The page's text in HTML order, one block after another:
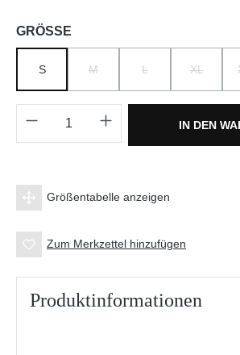
GRÖSSE
S M L XL
Produkt Anzahl: Gib den
IN DEN
Größentabelle anzeigen
Zum Merkzettel hinzufügen
Produktinformationen